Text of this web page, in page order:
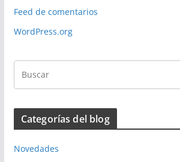
Feed de comentarios
WordPress.org
Categorías del blog
Novedades